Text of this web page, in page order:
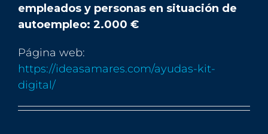
empleados y personas en situación de
autoempleo: 2.000 €
Página web:
https://ideasamares.com/ayudas-kit-
digital/